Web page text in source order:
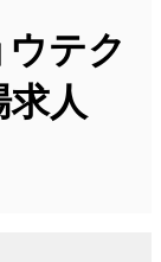
テク
人